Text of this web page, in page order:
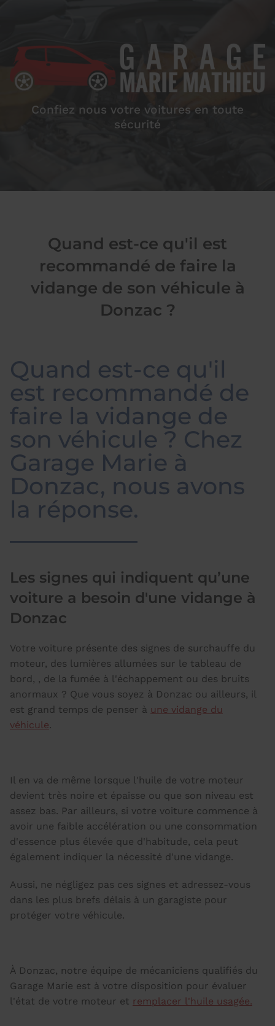
Confiez nous votre voitures en toute
sécurité
Quand est-ce qu'il est
recommandé de faire la
vidange de son véhicule à
Donzac ?
Quand est-ce qu'il
est recommandé de
faire la vidange de
son véhicule ? Chez
Garage Marie à
Donzac, nous avons
la réponse.
Les signes qui indiquent qu’une
voiture a besoin d'une vidange à
Donzac
Votre voiture présente des signes de surchauffe du
moteur, des lumières allumées sur le tableau de
bord, , de la fumée à l'échappement ou des bruits
anormaux ? Que vous soyez à Donzac ou ailleurs, il
est grand temps de penser à une vidange du
véhicule.
Il en va de même lorsque l'huile de votre moteur
devient très noire et épaisse ou que son niveau est
assez bas. Par ailleurs, si votre voiture commence à
avoir une faible accélération ou une consommation
d'essence plus élevée que d'habitude, cela peut
également indiquer la nécessité d'une vidange.
Aussi, ne négligez pas ces signes et adressez-vous
dans les plus brefs délais à un garagiste pour
protéger votre véhicule.
À Donzac, notre équipe de mécaniciens qualifiés du
Garage Marie est à votre disposition pour évaluer
l'état de votre moteur et remplacer l'huile usagée.